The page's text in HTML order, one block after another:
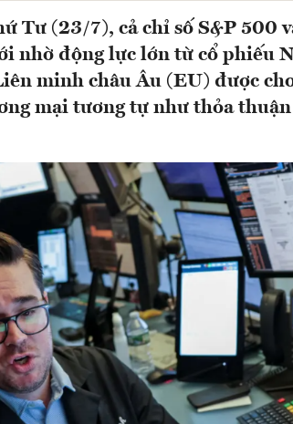
Tư (23/7), cả chỉ số S&P 500
nhờ động lực lớn từ cổ phiếu
minh châu Âu (EU) được
mại tương tự như thỏa